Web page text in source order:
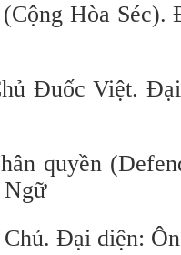
Hòa Séc).
Đuốc Việt.
quyền
Ngữ
Đại diện: